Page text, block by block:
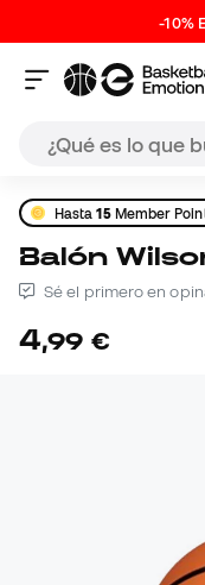
-10%
Hasta15Member
Balón
Sé el primero en
4,99 €